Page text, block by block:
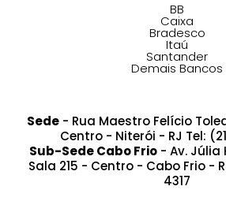
BB
Caixa
Bradesco
Itaú
Santander
Demais Bancos
Sede- Rua Maestro Felício
Centro - Niterói - RJ Tel:
Sub-Sede Cabo Frio - Av. Júlia
Sala 215 - Centro - Cabo Frio -
4317